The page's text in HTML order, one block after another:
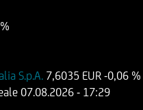
S.p.A. 7,6035 EUR -0,06 %
07.08.2026 - 17:29